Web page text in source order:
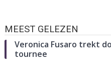
MEEST GELEZEN
Veronica Fusaro trekt
tournee